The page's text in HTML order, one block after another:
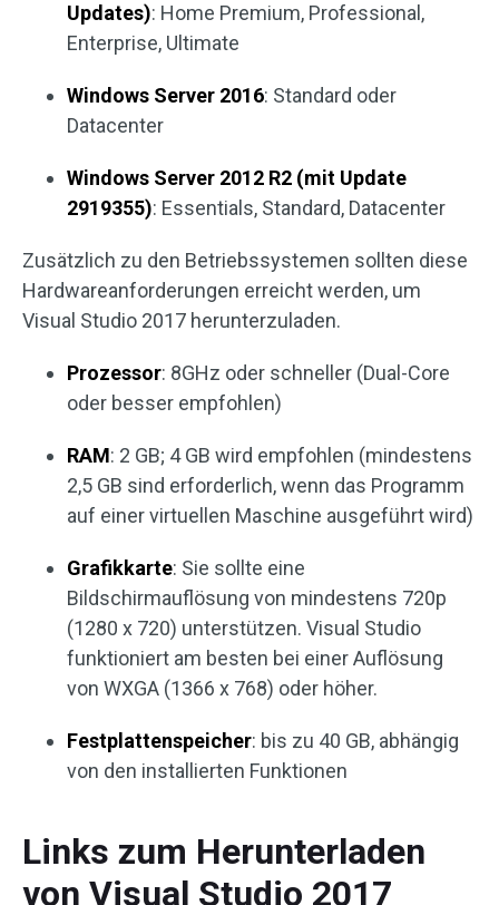
Updates): Home Premium, Professional,
Enterprise, Ultimate
Windows Server 2016: Standard oder
Datacenter
Windows Server 2012 R2 (mit Update
2919355): Essentials, Standard, Datacenter
Zusätzlich zu den Betriebssystemen sollten diese
Hardwareanforderungen erreicht werden, um
Visual Studio 2017 herunterzuladen.
Prozessor: 8GHz oder schneller (Dual-Core
oder besser empfohlen)
RAM: 2 GB; 4 GB wird empfohlen (mindestens
2,5 GB sind erforderlich, wenn das Programm
auf einer virtuellen Maschine ausgeführt wird)
Grafikkarte: Sie sollte eine
Bildschirmauflösung von mindestens 720p
(1280 x 720) unterstützen. Visual Studio
funktioniert am besten bei einer Auflösung
von WXGA (1366 x 768) oder höher.
Festplattenspeicher: bis zu 40 GB, abhängig
von den installierten Funktionen
Links zum Herunterladen
von Visual Studio 2017